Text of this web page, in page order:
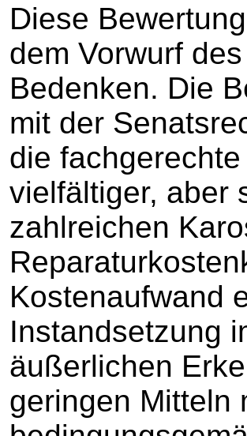
Diese
dem Vorwurf
Bedenken. Die
mit der
die
vielfältiger, aber
zahlreichen
Kostenaufwand
Instandsetzung
äußerlichen
geringen Mitteln